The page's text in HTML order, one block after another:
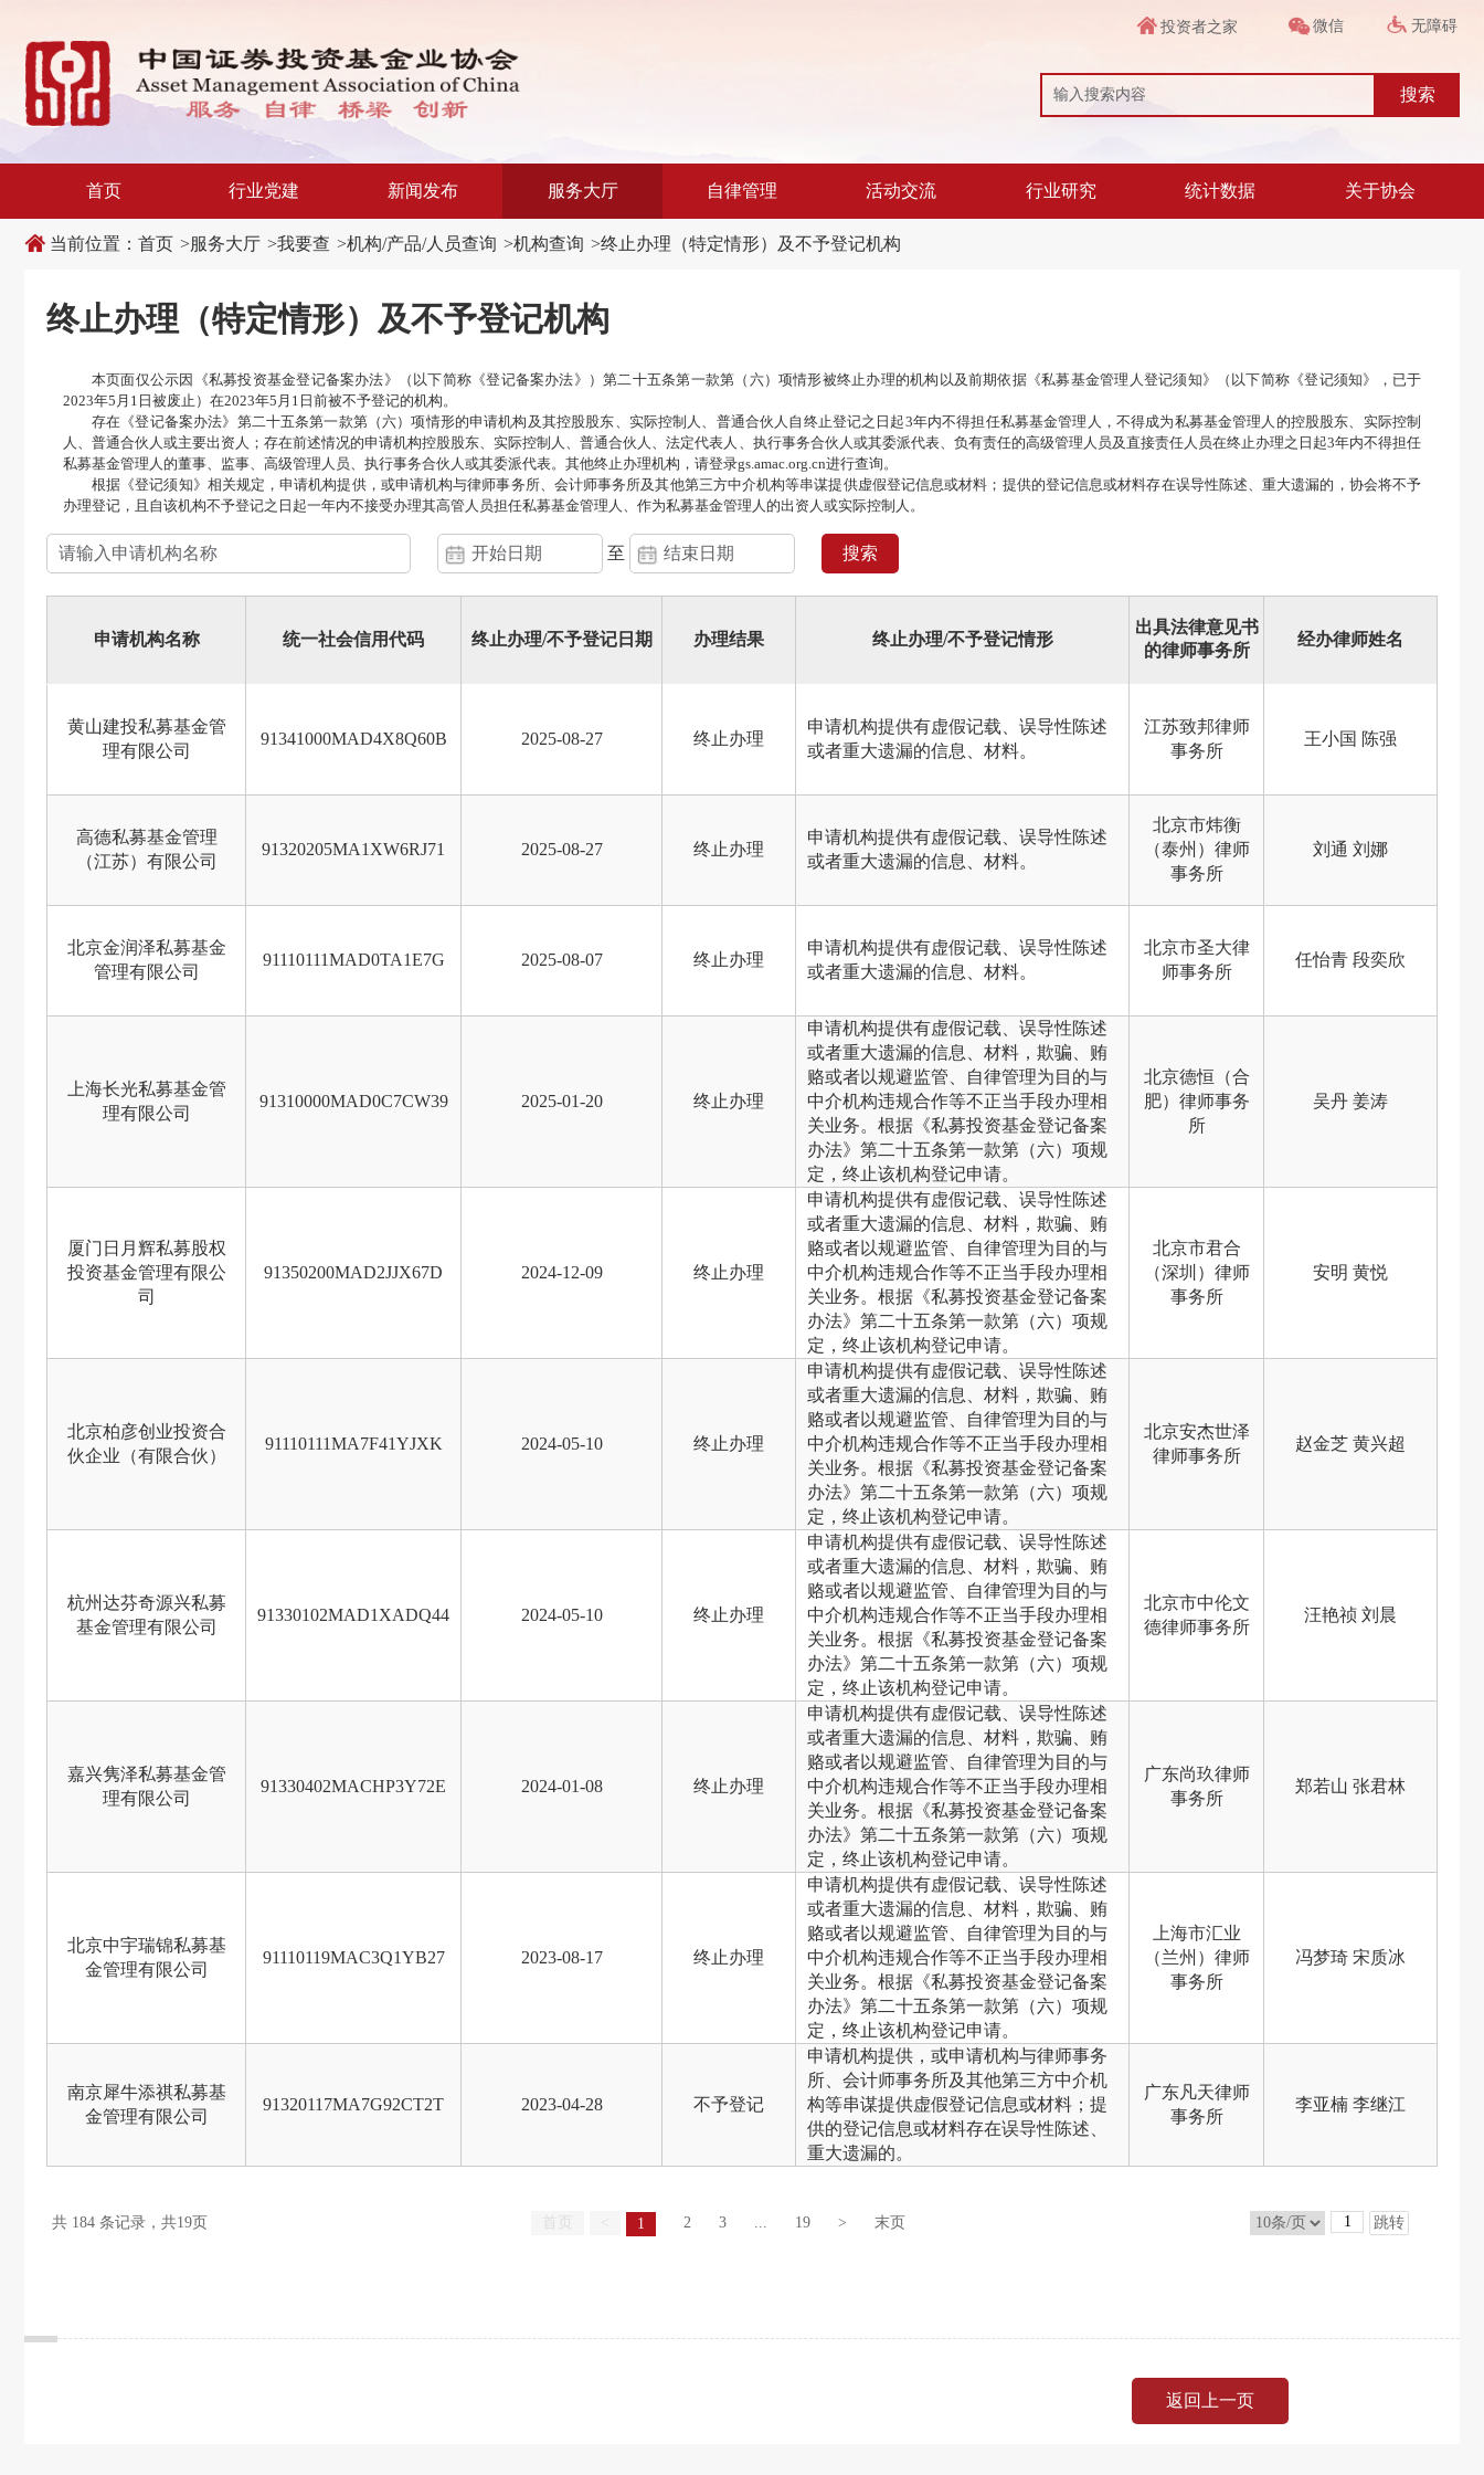
投资者之家 微信 无障碍
搜索
首页 行业党建 新闻发布 服务大厅 自律管理 活动交流 行业研究 统计数据 关于协会
当前位置： 首页 >服务大厅 >我要查 >机构/产品/人员查询 >机构查询 >终止办理（特定情形）及不予登记机构
终止办理（特定情形）及不予登记机构
本页面仅公示因《私募投资基金登记备案办法》（以下简称《登记备案办法》）第二十五条第一款第（六）项情形被终止办理的机构以及前期依据《私募基金管理人登记须知》（以下简称《登记须知》，已于
2023年5月1日被废止）在2023年5月1日前被不予登记的机构。
存在《登记备案办法》第二十五条第一款第（六）项情形的申请机构及其控股股东、实际控制人、普通合伙人自终止登记之日起3年内不得担任私募基金管理人，不得成为私募基金管理人的控股股东、实际控制
人、普通合伙人或主要出资人；存在前述情况的申请机构控股股东、实际控制人、普通合伙人、法定代表人、执行事务合伙人或其委派代表、负有责任的高级管理人员及直接责任人员在终止办理之日起3年内不得担任
私募基金管理人的董事、监事、高级管理人员、执行事务合伙人或其委派代表。其他终止办理机构，请登录gs.amac.org.cn进行查询。
根据《登记须知》相关规定，申请机构提供，或申请机构与律师事务所、会计师事务所及其他第三方中介机构等串谋提供虚假登记信息或材料；提供的登记信息或材料存在误导性陈述、重大遗漏的，协会将不予
办理登记，且自该机构不予登记之日起一年内不接受办理其高管人员担任私募基金管理人、作为私募基金管理人的出资人或实际控制人。
至 搜索
申请机构名称 统一社会信用代码 终止办理/不予登记日期 办理结果 终止办理/不予登记情形
出具法律意见书
的律师事务所
经办律师姓名
黄山建投私募基金管
理有限公司
91341000MAD4X8Q60B 2025-08-27 终止办理
申请机构提供有虚假记载、误导性陈述
或者重大遗漏的信息、材料。
江苏致邦律师
事务所
王小国 陈强
高德私募基金管理
（江苏）有限公司
91320205MA1XW6RJ71 2025-08-27 终止办理
申请机构提供有虚假记载、误导性陈述
或者重大遗漏的信息、材料。
北京市炜衡
（泰州）律师
事务所
刘通 刘娜
北京金润泽私募基金
管理有限公司
91110111MAD0TA1E7G 2025-08-07 终止办理
申请机构提供有虚假记载、误导性陈述
或者重大遗漏的信息、材料。
北京市圣大律
师事务所
任怡青 段奕欣
上海长光私募基金管
理有限公司
91310000MAD0C7CW39 2025-01-20 终止办理
申请机构提供有虚假记载、误导性陈述
或者重大遗漏的信息、材料，欺骗、贿
赂或者以规避监管、自律管理为目的与
中介机构违规合作等不正当手段办理相
关业务。根据《私募投资基金登记备案
办法》第二十五条第一款第（六）项规
定，终止该机构登记申请。
北京德恒（合
肥）律师事务
所
吴丹 姜涛
厦门日月辉私募股权
投资基金管理有限公
司
91350200MAD2JJX67D 2024-12-09 终止办理
申请机构提供有虚假记载、误导性陈述
或者重大遗漏的信息、材料，欺骗、贿
赂或者以规避监管、自律管理为目的与
中介机构违规合作等不正当手段办理相
关业务。根据《私募投资基金登记备案
办法》第二十五条第一款第（六）项规
定，终止该机构登记申请。
北京市君合
（深圳）律师
事务所
安明 黄悦
北京柏彦创业投资合
伙企业（有限合伙）
91110111MA7F41YJXK 2024-05-10 终止办理
申请机构提供有虚假记载、误导性陈述
或者重大遗漏的信息、材料，欺骗、贿
赂或者以规避监管、自律管理为目的与
中介机构违规合作等不正当手段办理相
关业务。根据《私募投资基金登记备案
办法》第二十五条第一款第（六）项规
定，终止该机构登记申请。
北京安杰世泽
律师事务所
赵金芝 黄兴超
杭州达芬奇源兴私募
基金管理有限公司
91330102MAD1XADQ44 2024-05-10 终止办理
申请机构提供有虚假记载、误导性陈述
或者重大遗漏的信息、材料，欺骗、贿
赂或者以规避监管、自律管理为目的与
中介机构违规合作等不正当手段办理相
关业务。根据《私募投资基金登记备案
办法》第二十五条第一款第（六）项规
定，终止该机构登记申请。
北京市中伦文
德律师事务所
汪艳祯 刘晨
嘉兴隽泽私募基金管
理有限公司
91330402MACHP3Y72E 2024-01-08 终止办理
申请机构提供有虚假记载、误导性陈述
或者重大遗漏的信息、材料，欺骗、贿
赂或者以规避监管、自律管理为目的与
中介机构违规合作等不正当手段办理相
关业务。根据《私募投资基金登记备案
办法》第二十五条第一款第（六）项规
定，终止该机构登记申请。
广东尚玖律师
事务所
郑若山 张君林
北京中宇瑞锦私募基
金管理有限公司
91110119MAC3Q1YB27 2023-08-17 终止办理
申请机构提供有虚假记载、误导性陈述
或者重大遗漏的信息、材料，欺骗、贿
赂或者以规避监管、自律管理为目的与
中介机构违规合作等不正当手段办理相
关业务。根据《私募投资基金登记备案
办法》第二十五条第一款第（六）项规
定，终止该机构登记申请。
上海市汇业
（兰州）律师
事务所
冯梦琦 宋质冰
南京犀牛添祺私募基
金管理有限公司
91320117MA7G92CT2T 2023-04-28 不予登记
申请机构提供，或申请机构与律师事务
所、会计师事务所及其他第三方中介机
构等串谋提供虚假登记信息或材料；提
供的登记信息或材料存在误导性陈述、
重大遗漏的。
广东凡天律师
事务所
李亚楠 李继江
共 184 条记录，共19页 首页 1 2 3 ... 19 > 末页 跳转
返回上一页
具
页,
Shift